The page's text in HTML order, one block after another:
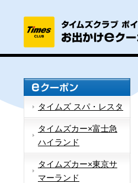
タイムズ スパ・レスタ
タイムズカー×富士急
ハイランド
タイムズカー×東京サ
マーランド